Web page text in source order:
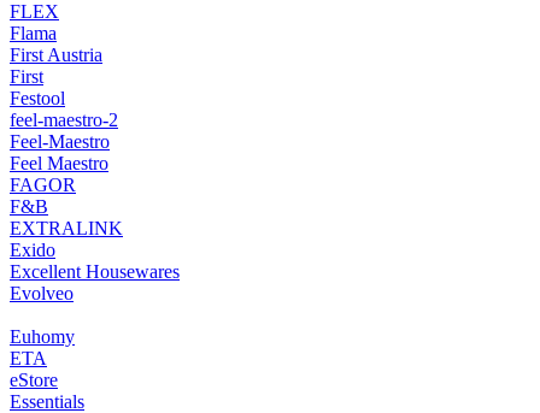
FLEX
Flama
First Austria
First
Festool
feel-maestro-2
Feel-Maestro
Feel Maestro
FAGOR
F&B
EXTRALINK
Exido
Excellent Housewares
Evolveo
Euhomy
ETA
eStore
Essentials